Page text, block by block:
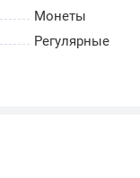
Монеты
Регулярные